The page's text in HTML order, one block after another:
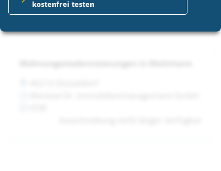
Ausschreibung nicht länger verfügbar
kostenfrei testen